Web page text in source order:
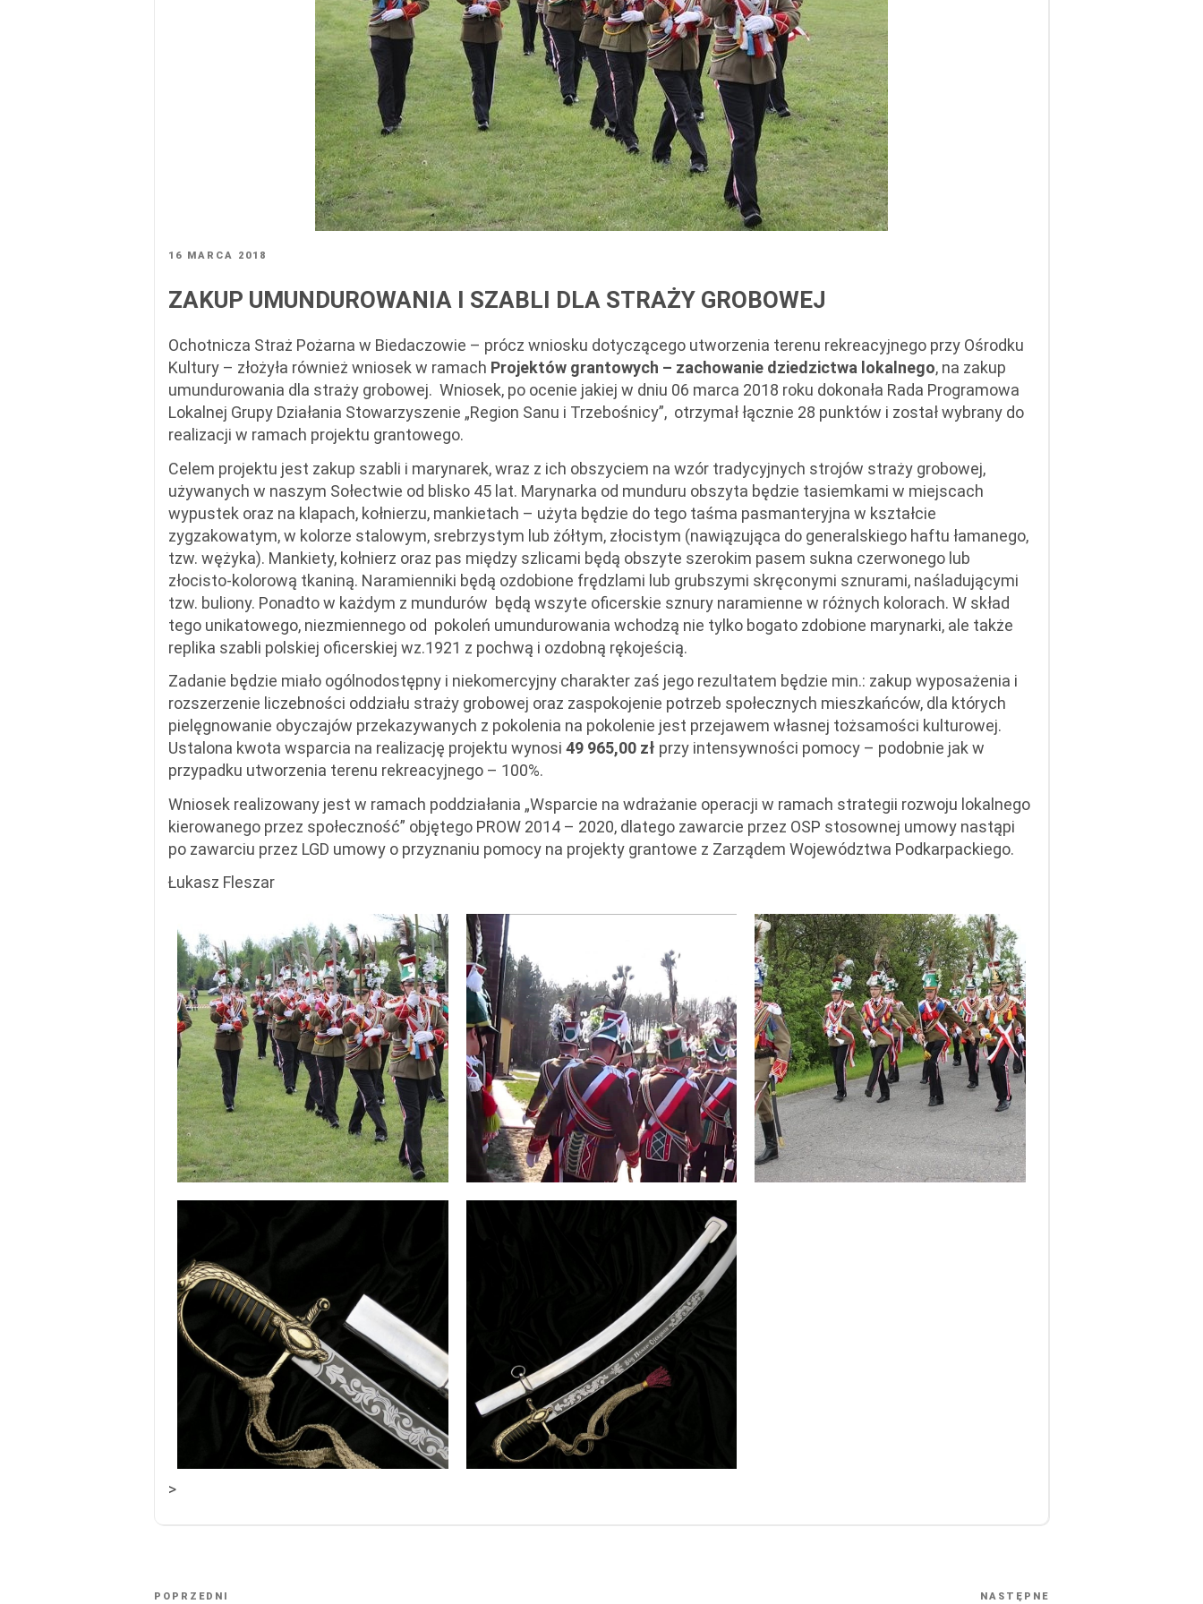
OPUBLIKOWANE
16 MARCA 2018
ZAKUP UMUNDUROWANIA I SZABLI DLA STRAŻY GROBOWEJ
Ochotnicza Straż Pożarna w Biedaczowie – prócz wniosku dotyczącego utworzenia terenu rekreacyjnego przy Ośrodku
Kultury – złożyła również wniosek w ramach Projektów grantowych – zachowanie dziedzictwa lokalnego, na zakup
umundurowania dla straży grobowej. Wniosek, po ocenie jakiej w dniu 06 marca 2018 roku dokonała Rada Programowa
Lokalnej Grupy Działania Stowarzyszenie „Region Sanu i Trzebośnicy”, otrzymał łącznie 28 punktów i został wybrany do
realizacji w ramach projektu grantowego.
Celem projektu jest zakup szabli i marynarek, wraz z ich obszyciem na wzór tradycyjnych strojów straży grobowej,
używanych w naszym Sołectwie od blisko 45 lat. Marynarka od munduru obszyta będzie tasiemkami w miejscach
wypustek oraz na klapach, kołnierzu, mankietach – użyta będzie do tego taśma pasmanteryjna w kształcie
zygzakowatym, w kolorze stalowym, srebrzystym lub żółtym, złocistym (nawiązująca do generalskiego haftu łamanego,
tzw. wężyka). Mankiety, kołnierz oraz pas między szlicami będą obszyte szerokim pasem sukna czerwonego lub
złocisto-kolorową tkaniną. Naramienniki będą ozdobione frędzlami lub grubszymi skręconymi sznurami, naśladującymi
tzw. buliony. Ponadto w każdym z mundurów będą wszyte oficerskie sznury naramienne w różnych kolorach. W skład
tego unikatowego, niezmiennego od pokoleń umundurowania wchodzą nie tylko bogato zdobione marynarki, ale także
replika szabli polskiej oficerskiej wz.1921 z pochwą i ozdobną rękojeścią.
Zadanie będzie miało ogólnodostępny i niekomercyjny charakter zaś jego rezultatem będzie min.: zakup wyposażenia i
rozszerzenie liczebności oddziału straży grobowej oraz zaspokojenie potrzeb społecznych mieszkańców, dla których
pielęgnowanie obyczajów przekazywanych z pokolenia na pokolenie jest przejawem własnej tożsamości kulturowej.
Ustalona kwota wsparcia na realizację projektu wynosi 49 965,00 zł przy intensywności pomocy – podobnie jak w
przypadku utworzenia terenu rekreacyjnego – 100%.
Wniosek realizowany jest w ramach poddziałania „Wsparcie na wdrażanie operacji w ramach strategii rozwoju lokalnego
kierowanego przez społeczność” objętego PROW 2014 – 2020, dlatego zawarcie przez OSP stosownej umowy nastąpi
po zawarciu przez LGD umowy o przyznaniu pomocy na projekty grantowe z Zarządem Województwa Podkarpackiego.
Łukasz Fleszar
>
Poprzedni
POPRZEDNI NASTĘPNE